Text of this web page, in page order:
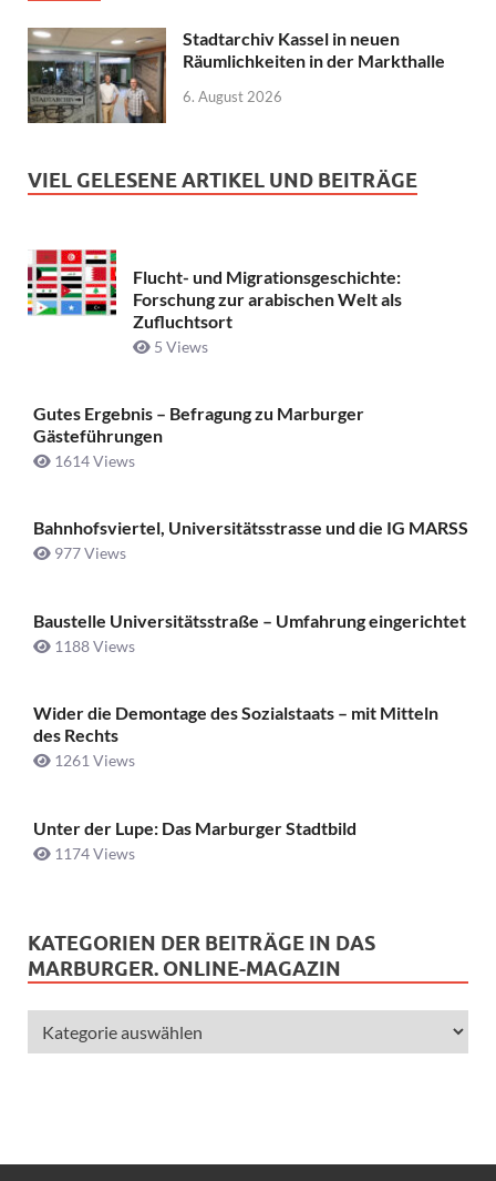
Stadtarchiv Kassel in neuen
Räumlichkeiten in der Markthalle
6. August 2026
VIEL GELESENE ARTIKEL UND BEITRÄGE
Flucht- und Migrationsgeschichte:
Forschung zur arabischen Welt als
Zufluchtsort
5 Views
Gutes Ergebnis – Befragung zu Marburger
Gästeführungen
1614 Views
Bahnhofsviertel, Universitätsstrasse und die IG MARSS
977 Views
Baustelle Universitätsstraße ­– Umfahrung eingerichtet
1188 Views
Wider die Demontage des Sozialstaats – mit Mitteln
des Rechts
1261 Views
Unter der Lupe: Das Marburger Stadtbild
1174 Views
KATEGORIEN DER BEITRÄGE IN DAS
MARBURGER. ONLINE-MAGAZIN